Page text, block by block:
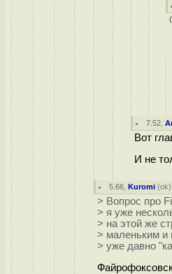
7.52 ,
Вот
И не
5.66 ,Kuromi (ok
> Вопрос про
> я уже
> на этой же
> маленьким и
> уже давно